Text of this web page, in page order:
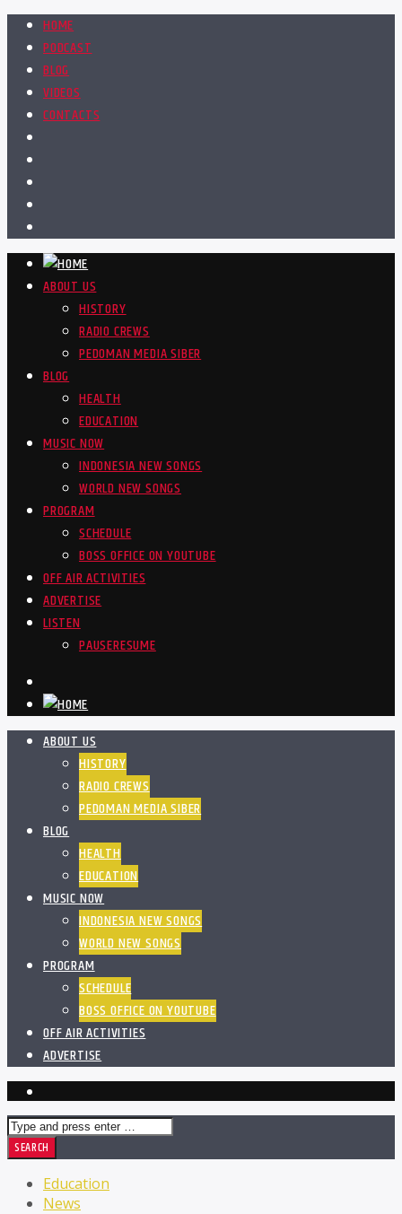
HOME
PODCAST
BLOG
VIDEOS
CONTACTS
ABOUT US
HISTORY
RADIO CREWS
PEDOMAN MEDIA SIBER
BLOG
HEALTH
EDUCATION
MUSIC NOW
INDONESIA NEW SONGS
WORLD NEW SONGS
PROGRAM
SCHEDULE
BOSS OFFICE ON YOUTUBE
OFF AIR ACTIVITIES
ADVERTISE
LISTEN
PAUSERESUME
ABOUT US
HISTORY
RADIO CREWS
PEDOMAN MEDIA SIBER
BLOG
HEALTH
EDUCATION
MUSIC NOW
INDONESIA NEW SONGS
WORLD NEW SONGS
PROGRAM
SCHEDULE
BOSS OFFICE ON YOUTUBE
OFF AIR ACTIVITIES
ADVERTISE
Education
News